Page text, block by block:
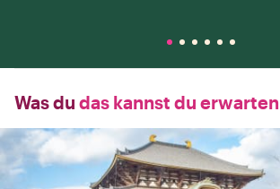
Was du das kannst du erwarten